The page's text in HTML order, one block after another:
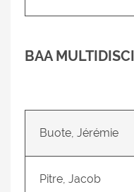
BAA
Buote, Jérémie
Pitre, Jacob